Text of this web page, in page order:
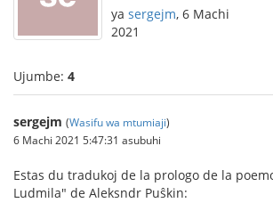
ya sergejm, 6 Machi
2021
Ujumbe: 4
sergejm (Wasifu wa mtumiaji)
6 Machi 2021 5:47:31 asubuhi
Estas du tradukoj de la prologo de la
Ludmila" de Aleksndr Puŝkin: